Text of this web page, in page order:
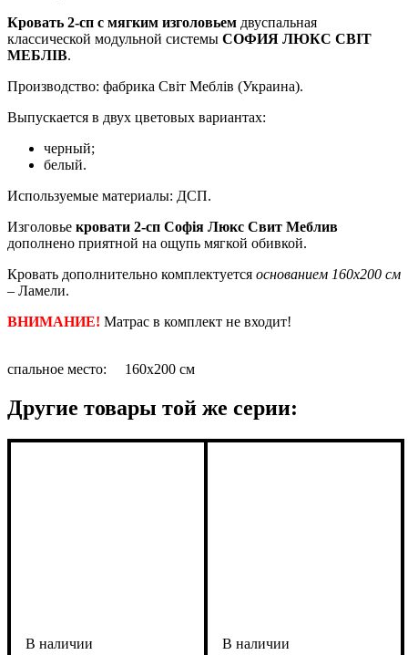
Кровать 2-сп с мягким изголовьем двуспальная
классической модульной системы СОФИЯ ЛЮКС СВІТ
МЕБЛІВ.
Производство: фабрика Світ Меблів (Украина).
Выпускается в двух цветовых вариантах:
черный;
белый.
Используемые материалы: ДСП.
Изголовье кровати 2-сп Софія Люкс Свит Меблив
дополнено приятной на ощупь мягкой обивкой.
Кровать дополнительно комплектуется основанием 160х200 см
– Ламели.
ВНИМАНИЕ! Матрас в комплект не входит!
спальное место: 160х200 см
Другие товары той же серии: